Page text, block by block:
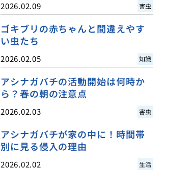
2026.02.09 害虫
ゴキブリの赤ちゃんと間違えやす
い虫たち
2026.02.05 知識
アシナガバチの活動開始は何時か
ら？春の朝の注意点
2026.02.03 害虫
アシナガバチが家の中に！時間帯
別に見る侵入の理由
2026.02.02 生活